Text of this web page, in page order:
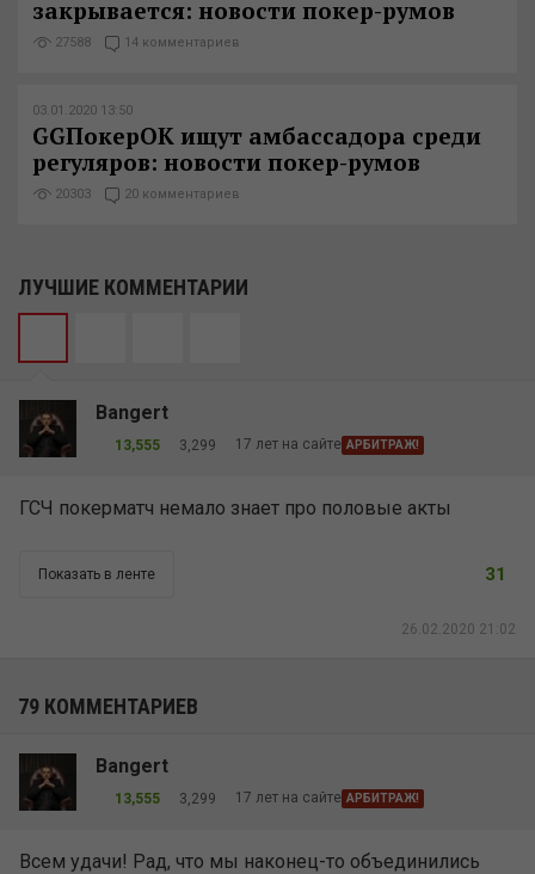
закрывается: новости покер-румов
27588 14 комментариев
03.01.2020 13:50
GGПокерОК ищут амбассадора среди
регуляров: новости покер-румов
20303 20 комментариев
ЛУЧШИЕ КОММЕНТАРИИ
Bangert
13,555 3,299 17 лет на сайте АРБИТРАЖ!
ГСЧ покерматч немало знает про половые акты
Показать в ленте
26.02.2020 21:02
31
79 КОММЕНТАРИЕВ
Bangert
13,555 3,299 17 лет на сайте АРБИТРАЖ!
Всем удачи! Рад, что мы наконец-то объединились